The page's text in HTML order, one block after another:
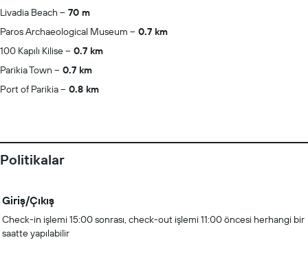
Livadia Beach
70 m
Paros Archaeological Museum
0.7 km
100 Kapılı Kilise
0.7 km
Parikia Town
0.7 km
Port of Parikia
0.8 km
Politikalar
Giriş/Çıkış
Check-in işlemi 15:00 sonrası, check-out işlemi 11:00 öncesi herhangi bir
saatte yapılabilir